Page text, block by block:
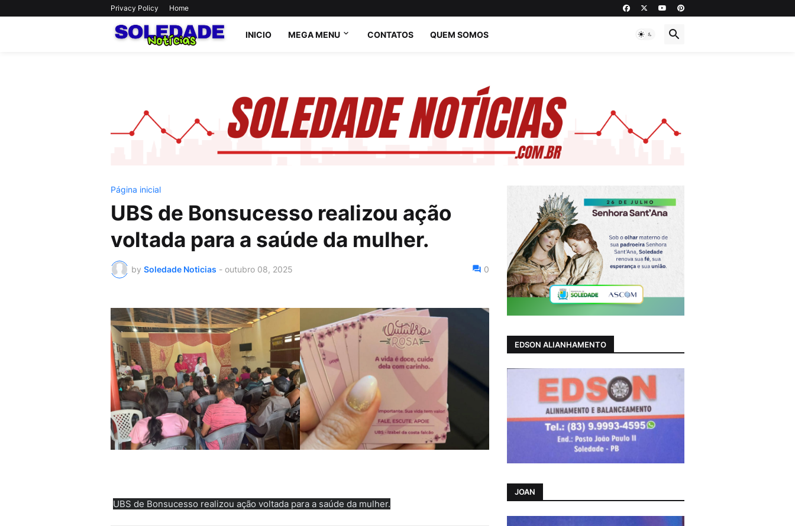
Privacy Policy Home
INICIO MEGA MENU CONTATOS QUEM SOMOS
Página inicial
UBS de Bonsucesso realizou ação
voltada para a saúde da mulher.
by Soledade Noticias - outubro 08, 2025 0
UBS de Bonsucesso realizou ação voltada para a saúde da mulher.
EDSON ALIANHAMENTO
JOAN